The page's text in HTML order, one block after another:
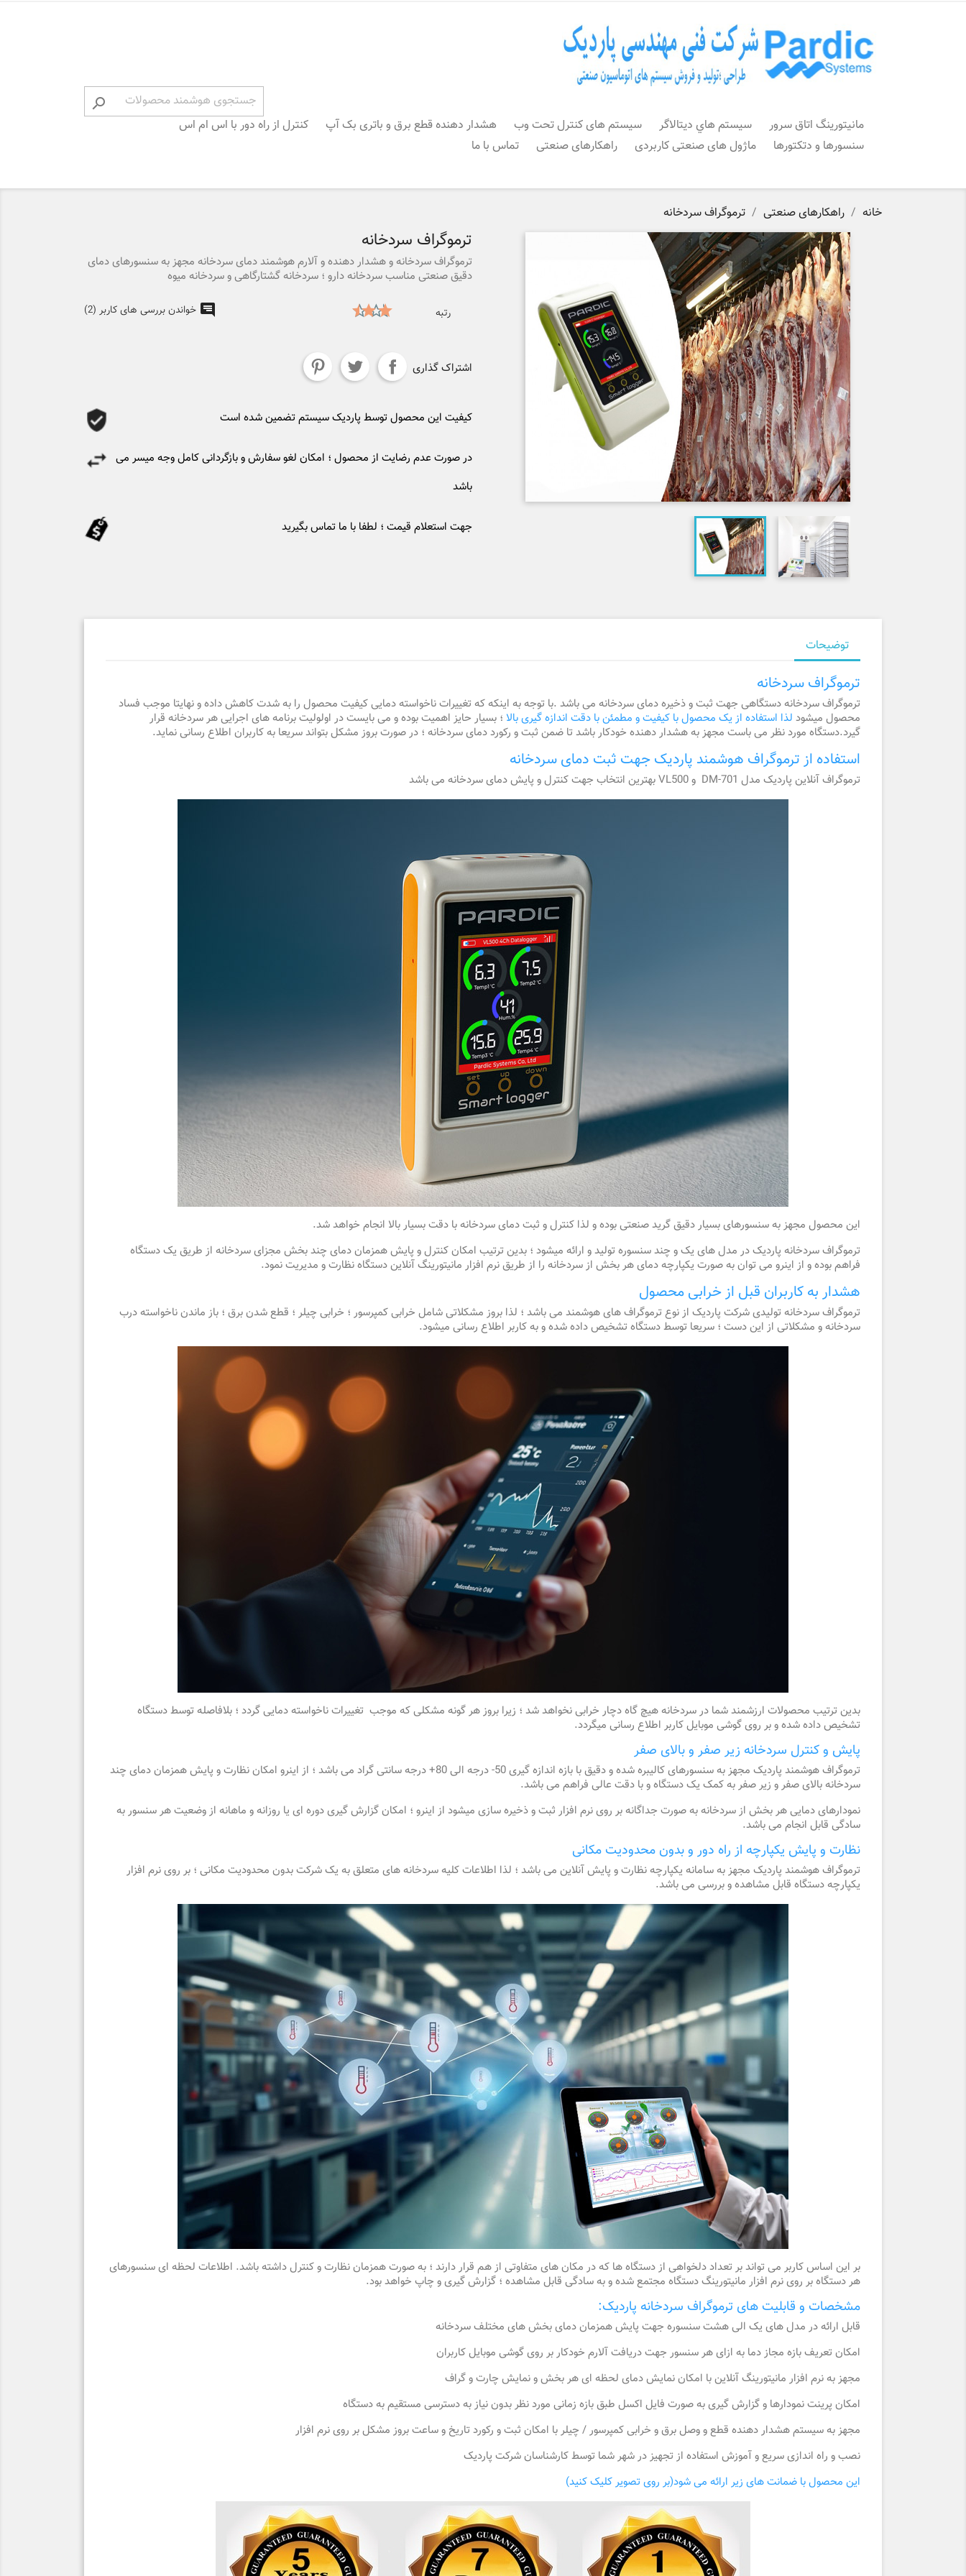

مانیتورینگ اتاق سرور سيستم هاي ديتالاگر سیستم های کنترل تحت وب هشدار دهنده قطع برق و باتری بک آپ
کنترل از راه دور با اس ام اس
سنسورها و دتکتورها
ماژول های صنعتی کاربردی راهکارهای صنعتی تماس با ما
خانه راهکارهای صنعتی ترموگراف سردخانه
ترموگراف سردخانه
ترموگراف سردخانه و هشدار دهنده و آلارم هوشمند دمای سردخانه مجهز به سنسورهای دمای
دقیق صنعتی مناسب سردخانه دارو ؛ سردخانه گشتارگاهی و سردخانه میوه
رتبه خواندن بررسی های کاربر (2)
اشتراک گذاری
کیفیت این محصول توسط پاردیک سیستم تضمین شده است
در صورت عدم رضایت از محصول ؛ امکان لغو سفارش و بازگردانی کامل وجه میسر می
باشد
جهت استعلام قیمت ؛ لطفا با ما تماس بگیرید
توضیحات
ترموگراف سردخانه
ترموگراف سردخانه دستگاهی جهت ثبت و ذخیره دمای سردخانه می باشد .با توجه به اینکه که تغییرات ناخواسته دمایی کیفیت محصول را به شدت کاهش داده و نهایتا موجب فساد
محصول میشود لذا استفاده از یک محصول با کیفیت و مطمئن با دقت اندازه گیری بالا ؛ بسیار حایز اهمیت بوده و می بایست در اولولیت برنامه های اجرایی هر سردخانه قرار
گیرد.دستگاه مورد نظر می باست مجهز به هشدار دهنده خودکار باشد تا ضمن ثبت و رکورد دمای سردخانه ؛ در صورت بروز مشکل بتواند سریعا به کاربران اطلاع رسانی نماید.
استفاده از ترموگراف هوشمند پاردیک جهت ثبت دمای سردخانه
ترموگراف آنلاین پاردیک مدل DM-701 و VL500 بهترین انتخاب جهت کنترل و پایش دمای سردخانه می باشد
این محصول مجهز به سنسورهای بسیار دقیق گرید صنعتی بوده و لذا کنترل و ثبت دمای سردخانه با دقت بسیار بالا انجام خواهد شد.
ترموگراف سردخانه پاردیک در مدل های یک و چند سنسوره تولید و ارائه میشود ؛ بدین ترتیب امکان کنترل و پایش همزمان دمای چند بخش مجزای سردخانه از طریق یک دستگاه
فراهم بوده و از اینرو می توان به صورت یکپارچه دمای هر بخش از سردخانه را از طریق نرم افزار مانیتورینگ آنلاین دستگاه نظارت و مدیریت نمود.
هشدار به کاربران قبل از خرابی محصول
ترموگراف سردخانه تولیدی شرکت پاردیک از نوع ترموگراف های هوشمند می باشد ؛ لذا بروز مشکلاتی شامل خرابی کمپرسور ؛ خرابی چیلر ؛ قطع شدن برق ؛ باز ماندن ناخواسته درب
سردخانه و مشکلاتی از این دست ؛ سریعا توسط دستگاه تشخیص داده شده و به کاربر اطلاع رسانی میشود.
بدین ترتیب محصولات ارزشمند شما در سردخانه هیچ گاه دچار خرابی نخواهد شد ؛ زیرا بروز هر گونه مشکلی که موجب تغییرات ناخواسته دمایی گردد ؛ بلافاصله توسط دستگاه
تشخیص داده شده و بر روی گوشی موبایل کاربر اطلاع رسانی میگردد.
پایش و کنترل سردخانه زیر صفر و بالای صفر
ترموگراف هوشمند پاردیک مجهز به سنسورهای کالیبره شده و دقیق با بازه اندازه گیری 50- درجه الی 80+ درجه سانتی گراد می باشد ؛ از اینرو امکان نظارت و پایش همزمان دمای چند
سردخانه بالای صفر و زیر صفر به کمک یک دستگاه و با دقت عالی فراهم می باشد.
نمودارهای دمایی هر بخش از سردخانه به صورت جداگانه بر روی نرم افزار ثبت و ذخیره سازی میشود از اینرو ؛ امکان گزارش گیری دوره ای یا روزانه و ماهانه از وضعیت هر سنسور به
سادگی قابل انجام می باشد.
نظارت و پایش یکپارچه از راه دور و بدون محدودیت مکانی
ترموگراف هوشمند پاردیک مجهز به سامانه یکپارچه نظارت و پایش آنلاین می باشد ؛ لذا اطلاعات کلیه سردخانه های متعلق به یک شرکت بدون محدودیت مکانی ؛ بر روی نرم افزار
یکپارچه دستگاه قابل مشاهده و بررسی می باشد.
بر این اساس کاربر می تواند بر تعداد دلخواهی از دستگاه ها که در مکان های متفاوتی از هم قرار دارند ؛ به صورت همزمان نظارت و کنترل داشته باشد. اطلاعات لحظه ای سنسورهای
هر دستگاه بر روی نرم افزار مانیتورینگ دستگاه مجتمع شده و به سادگی قابل مشاهده ؛ گزارش گیری و چاپ خواهد بود.
مشخصات و قابلیت های ترموگراف سردخانه پاردیک:
قابل ارائه در مدل های یک الی هشت سنسوره جهت پایش همزمان دمای بخش های مختلف سردخانه
امکان تعریف بازه مجاز دما به ازای هر سنسور جهت دریافت آلارم خودکار بر روی گوشی موبایل کاربران
مجهز به نرم افزار مانیتورینگ آنلاین با امکان نمایش دمای لحظه ای هر بخش و نمایش چارت و گراف
امکان پرینت نمودارها و گزارش گیری به صورت فایل اکسل طبق بازه زمانی مورد نظر بدون نیاز به دسترسی مستقیم به دستگاه
مجهز به سیستم هشدار دهنده قطع و وصل برق و خرابی کمپرسور / چیلر با امکان ثبت و رکورد تاریخ و ساعت بروز مشکل بر روی نرم افزار
نصب و راه اندازی سریع و آموزش استفاده از تجهیز در شهر شما توسط کارشناسان شرکت پاردیک
این محصول با ضمانت های زیر ارائه می شود(بر روی تصویر کلیک کنید)